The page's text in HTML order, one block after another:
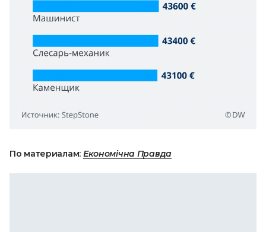
По материалам: Економічна Правда